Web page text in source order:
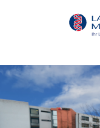
Direkt
zum